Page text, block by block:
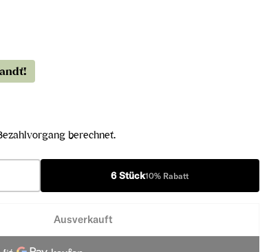
berechnet.
6 Stück10% Rabatt
2020 erhöhen
Ausverkauft